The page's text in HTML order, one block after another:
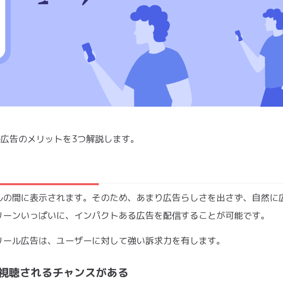
告のメリットを3つ解説します。
間に表示されます。そのため、あまり広告らしさを出さず、自然に
ンいっぱいに、インパクトある広告を配信することが可能です。
ル広告は、ユーザーに対して強い訴求力を有します。
聴されるチャンスがある